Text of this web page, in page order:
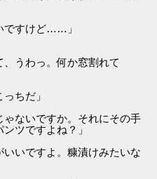
ですけど……」
うわっ。何か窓割れて
ちだ」
ないですか。それにその手
ツですよね？」
いですよ。糠漬けみたいな